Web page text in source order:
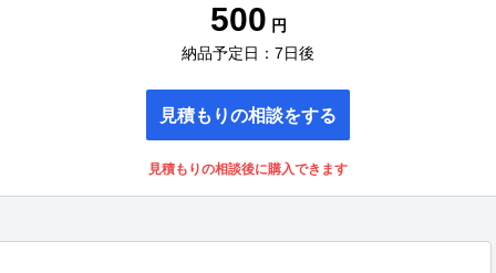
500 円
納品予定日：7日後
見積もりの相談をする
見積もりの相談後に購入できます